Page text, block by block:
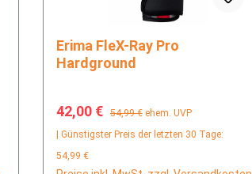
Erima FleX-Ray Pro
Hardground
Verkaufspreis:
42,00 € Regulärer Preis:
54,99 € ehem. UVP
| Günstigster Preis der letzten 30 Tage:
54,99 €